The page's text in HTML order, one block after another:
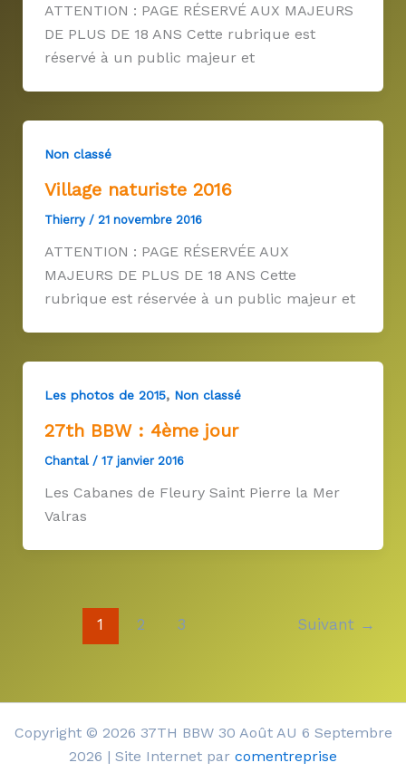
ATTENTION : PAGE RÉSERVÉ AUX MAJEURS
DE PLUS DE 18 ANS Cette rubrique est
réservé à un public majeur et
Non classé
Village naturiste 2016
Thierry / 21 novembre 2016
ATTENTION : PAGE RÉSERVÉE AUX
MAJEURS DE PLUS DE 18 ANS Cette
rubrique est réservée à un public majeur et
Les photos de 2015, Non classé
27th BBW : 4ème jour
Chantal / 17 janvier 2016
Les Cabanes de Fleury Saint Pierre la Mer
Valras
1 2 3 Suivant →
Copyright © 2026 37TH BBW 30 Août AU 6 Septembre
2026 | Site Internet par comentreprise